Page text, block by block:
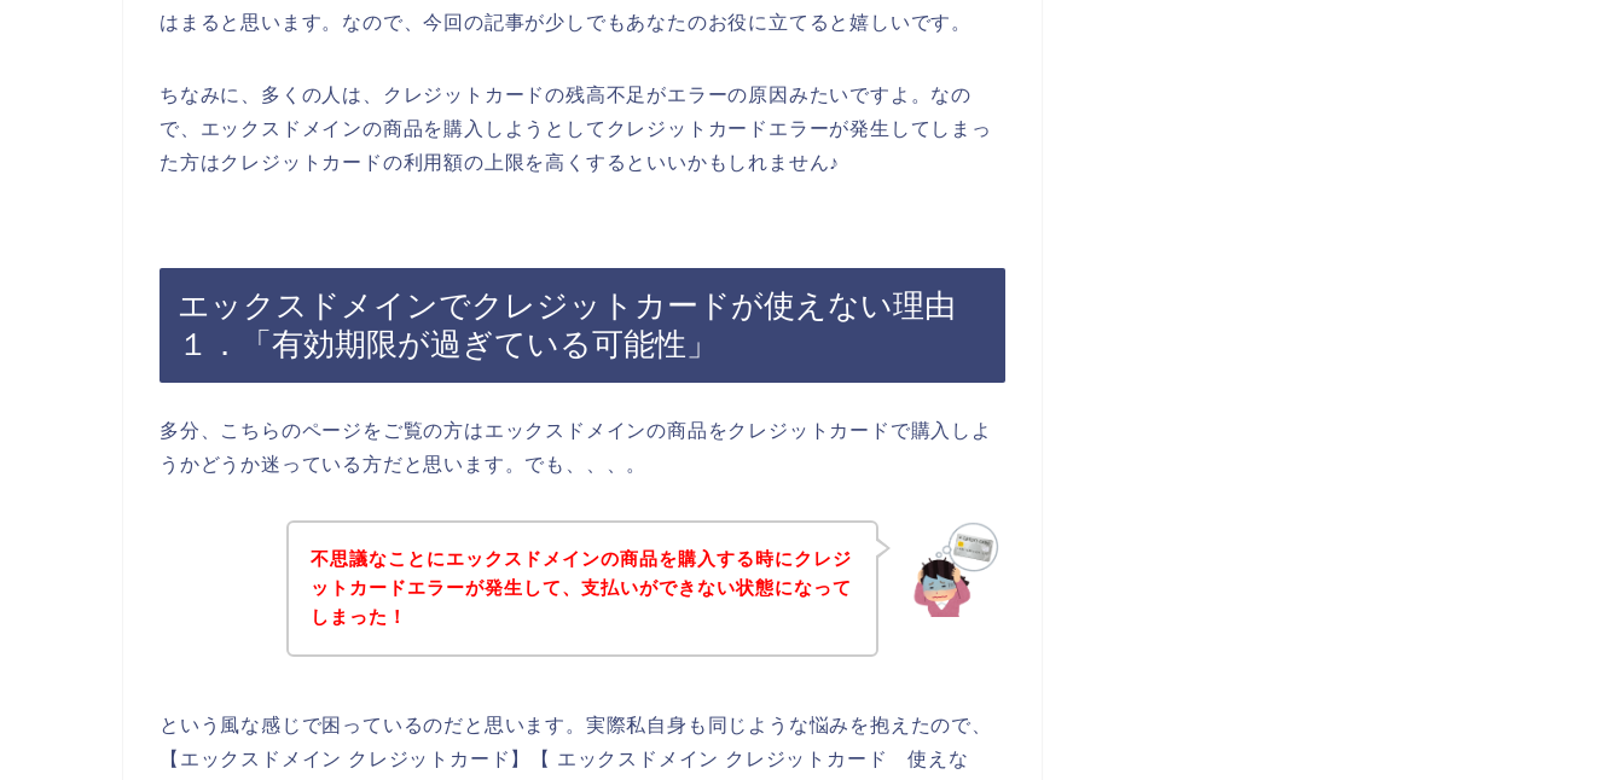
はまると思います。なので、今回の記事が少しでもあなたのお役に立てると嬉しいです。
ちなみに、多くの人は、クレジットカードの残高不足がエラーの原因みたいですよ。なの
で、エックスドメインの商品を購入しようとしてクレジットカードエラーが発生してしまっ
た方はクレジットカードの利用額の上限を高くするといいかもしれません♪
エックスドメインでクレジットカードが使えない理由
１．「有効期限が過ぎている可能性」
多分、こちらのページをご覧の方はエックスドメインの商品をクレジットカードで購入しよ
うかどうか迷っている方だと思います。でも、、、。
不思議なことにエックスドメインの商品を購入する時にクレジ
ットカードエラーが発生して、支払いができない状態になって
しまった！
という風な感じで困っているのだと思います。実際私自身も同じような悩みを抱えたので、
【エックスドメイン クレジットカード】【 エックスドメイン クレジットカード 使えな